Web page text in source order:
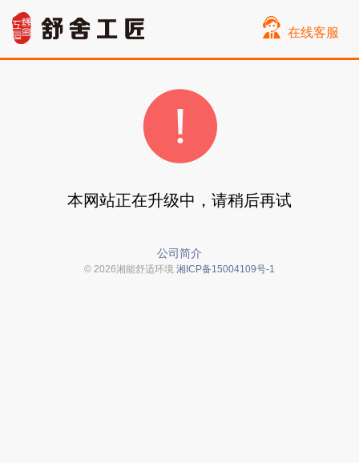
在线客服
本网站正在升级中，请稍后再试
公司简介
© 2026湘能舒适环境 湘ICP备15004109号-1